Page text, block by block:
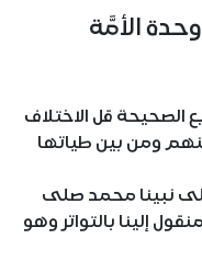
الأمَّة
الصحيحة قل الاختلاف
ومن بين طياتها
على نبينا محمد صلى
إلينا بالتواتر وهو